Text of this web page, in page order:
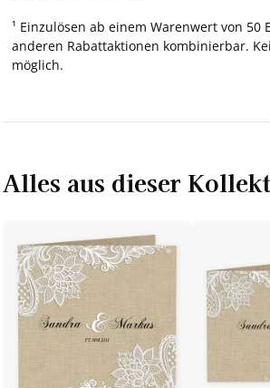
¹ Einzulösen ab einem Warenwert von 50
anderen Rabattaktionen kombinierbar.
möglich.
Alles aus dieser